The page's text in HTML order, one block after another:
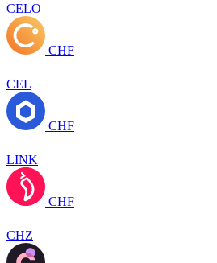
CELO
CHF
CEL
CHF
LINK
CHF
CHZ